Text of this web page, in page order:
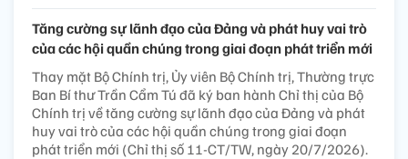
Tăng cường sự lãnh đạo của Đảng và phát huy vai trò
của các hội quần chúng trong giai đoạn phát triển mới
Thay mặt Bộ Chính trị, Ủy viên Bộ Chính trị, Thường trực
Ban Bí thư Trần Cẩm Tú đã ký ban hành Chỉ thị của Bộ
Chính trị về tăng cường sự lãnh đạo của Đảng và phát
huy vai trò của các hội quần chúng trong giai đoạn
phát triển mới (Chỉ thị số 11-CT/TW, ngày 20/7/2026).